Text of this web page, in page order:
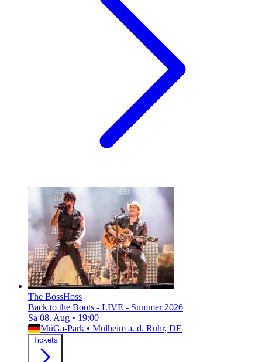
The BossHoss
Back to the Boots - LIVE - Summer 2026
Sa 08. Aug • 19:00
MüGa-Park • Mülheim a. d. Ruhr, DE
Tickets